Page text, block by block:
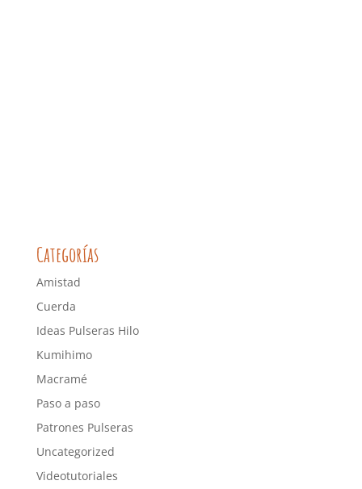
Categorías
Amistad
Cuerda
Ideas Pulseras Hilo
Kumihimo
Macramé
Paso a paso
Patrones Pulseras
Uncategorized
Videotutoriales